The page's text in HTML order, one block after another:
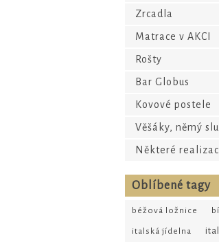
Zrcadla
Matrace v AKCI
Rošty
Bar Globus
Kovové postele
Věšáky, němý
Některé
Oblíbené tagy
béžová ložnice
italská jídelna